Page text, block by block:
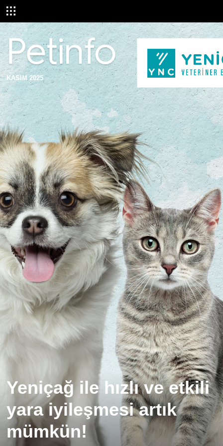
KASIM 2025
Yeniçağ ile hızlı ve etkili
yara iyileşmesi artık
mümkün!